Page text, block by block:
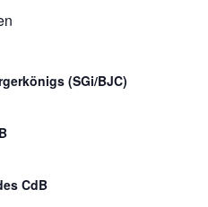
(SGi/BJC)
CdB